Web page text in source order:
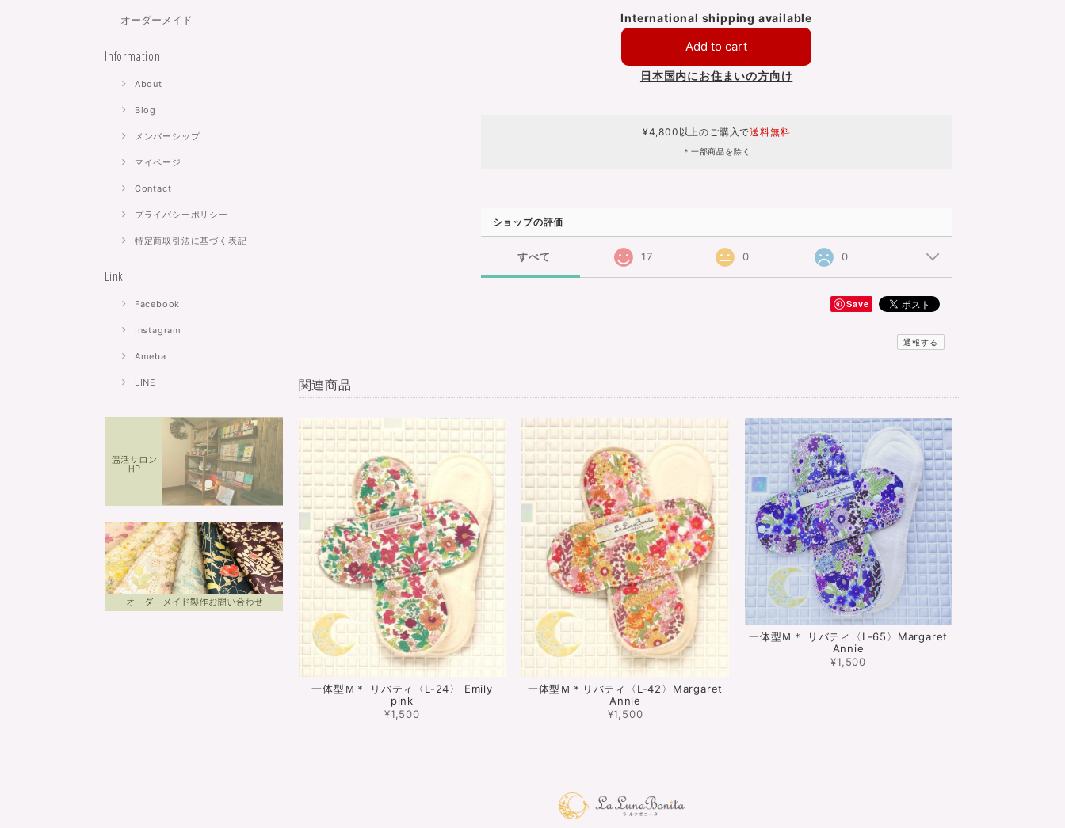
オーダーメイド
Information
About
Blog
メンバーシップ
マイページ
Contact
プライバシーポリシー
特定商取引法に基づく表記
Link
Facebook
Instagram
Ameba
LINE
International shipping available
Add to cart
日本国内にお住まいの方向け
¥4,800以上のご購入で送料無料
＊一部商品を除く
ショップの評価
すべて 17 0 0
Save
通報する
関連商品
一体型Ｍ＊ リバティ〈L-24〉 Emily
pink
¥1,500
一体型Ｍ＊リバティ〈L-42〉Margaret
Annie
¥1,500
一体型Ｍ＊ リバティ〈L-65〉Margaret
Annie
¥1,500